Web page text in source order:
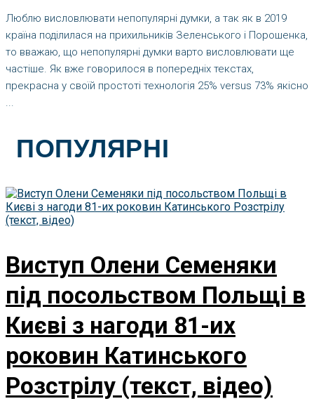
Люблю висловлювати непопулярні думки, а так як в 2019
країна поділилася на прихильників Зеленського і Порошенка,
то вважаю, що непопулярні думки варто висловлювати ще
частіше. Як вже говорилося в попередніх текстах,
прекрасна у своїй простоті технологія 25% versus 73% якісно
...
ПОПУЛЯРНІ
Виступ Олени Семеняки
під посольством Польщі в
Києві з нагоди 81-их
роковин Катинського
Розстрілу (текст, відео)